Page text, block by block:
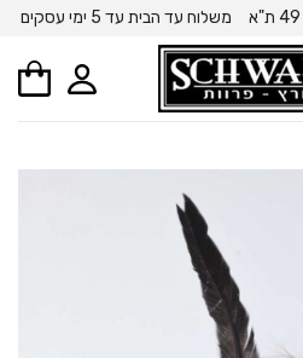
משלוח עד הבית עד 5 ימי עסקים